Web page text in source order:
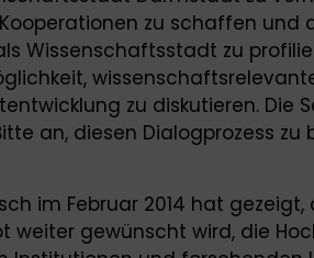
zu schaffen und
Wissenschaftsstadt zu
zu diskutieren. Die
an, diesen Dialogprozess zu
im Februar 2014 hat gezeigt,
weiter gewünscht wird, die